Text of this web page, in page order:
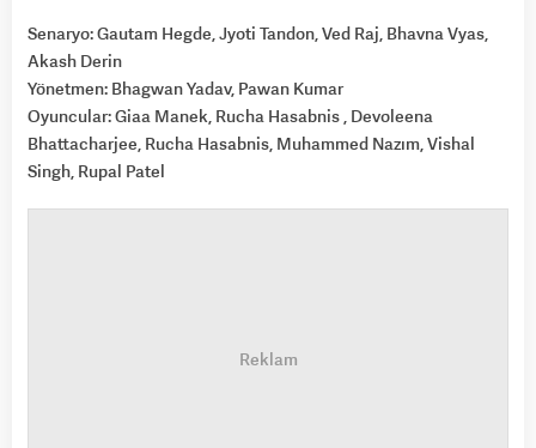
Senaryo: Gautam Hegde, Jyoti Tandon, Ved Raj, Bhavna Vyas,
Akash Derin
Yönetmen: Bhagwan Yadav, Pawan Kumar
Oyuncular: Giaa Manek, Rucha Hasabnis , Devoleena
Bhattacharjee, Rucha Hasabnis, Muhammed Nazım, Vishal
Singh, Rupal Patel